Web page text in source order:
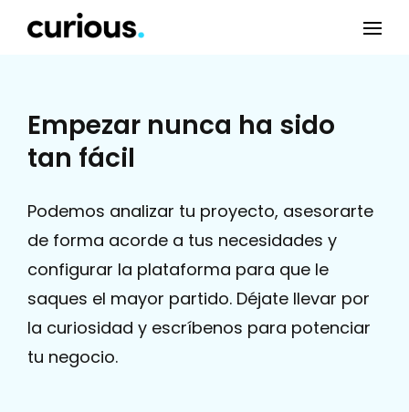
Empezar nunca ha sido
tan fácil
Podemos analizar tu proyecto, asesorarte
de forma acorde a tus necesidades y
configurar la plataforma para que le
saques el mayor partido. Déjate llevar por
la curiosidad y escríbenos para potenciar
tu negocio.